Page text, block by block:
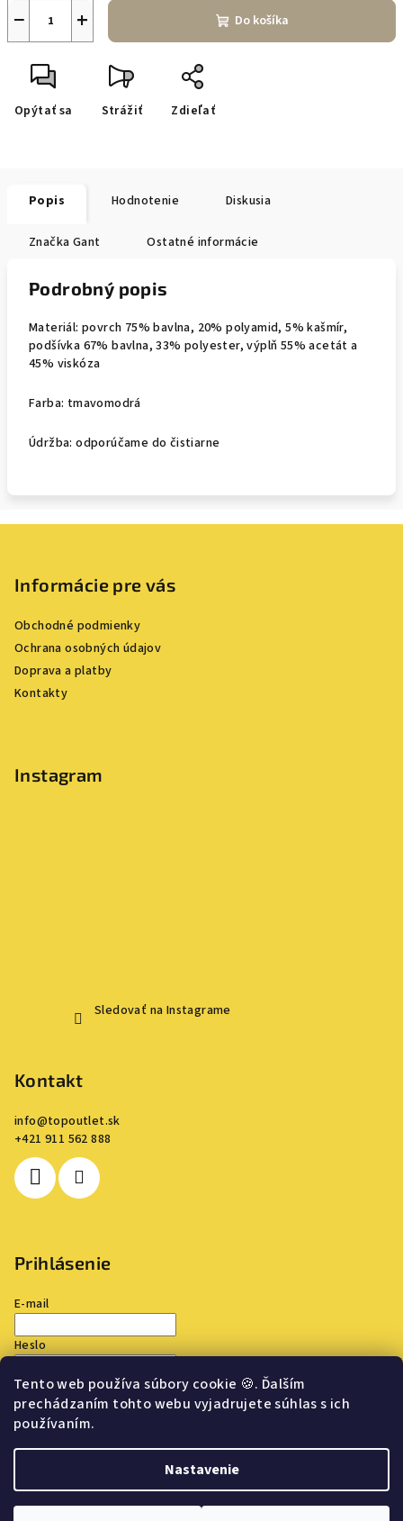
Tento web používa súbory cookie 🍪. Ďalším
prechádzaním tohto webu vyjadrujete súhlas s ich
používaním.
Nastavenie
+
− Do košíka
Opýtať sa Strážiť Zdieľať
Popis Hodnotenie Diskusia
Značka Gant Ostatné informácie
Podrobný popis
Materiál: povrch 75% bavlna, 20% polyamid, 5% kašmír,
podšívka 67% bavlna, 33% polyester, výplň 55% acetát a
45% viskóza
Farba: tmavomodrá
Údržba: odporúčame do čistiarne
Informácie pre vás
Obchodné podmienky
Ochrana osobných údajov
Doprava a platby
Kontakty
Instagram
Sledovať na Instagrame
Kontakt
info@topoutlet.sk
+421 911 562 888
Prihlásenie
E-mail
Heslo
Prihlásiť sa
Nová registrácia
nastavenie cookies